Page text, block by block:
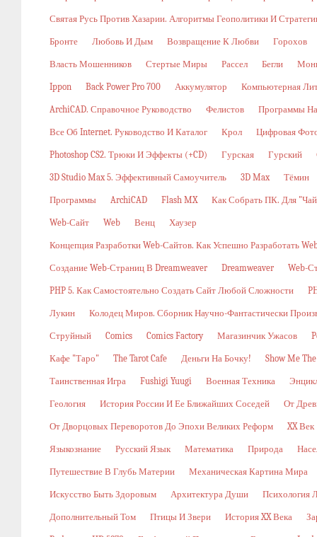
Святая Русь Против Хазарии. Алгоритмы Геополитики И
Бронте Любовь И Дым Возвращение К Любви Горохов
Власть Мошенников Стертые Миры Рассел Бегли
Ippon Back Power Pro 700 Аккумулятор Компьютерная
ArchiCAD. Справочное Руководство Фелистов Программы
Все Об Internet. Руководство И Каталог Крол Цифровая
Photoshop CS2. Трюки И Эффекты (+CD) Гурская Гурский
3D Studio Max 5. Эффективный Самоучитель 3D Max Тёмин
Программы ArchiCAD Flash MX Как Собрать ПК. Для
Web-Сайт Web Венц Хаузер
Концепция Разработки Web-Сайтов. Как Успешно Разработать
Создание Web-Страниц В Dreamweaver Dreamweaver Web-
PHP 5. Как Самостоятельно Создать Сайт Любой Сложности
Лукин Колодец Миров. Сборник Научно-Фантастически
Струйный Comics Comics Factory Магазинчик Ужасов
Кафе "Таро" The Tarot Cafe Деньги На Бочку! Show Me
Таинственная Игра Fushigi Yuugi Военная Техника
Геология История России И Ее Ближайших Соседей От
От Дворцовых Переворотов До Эпохи Великих Реформ XX Век
Языкознание Русский Язык Математика Природа
Путешествие В Глубь Материи Механическая Картина Мира
Искусство Быть Здоровым Архитектура Души Психология
Дополнительный Том Птицы И Звери История XX Века